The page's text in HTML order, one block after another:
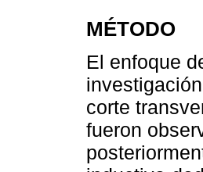
MÉTODO
El enfoque
corte
fueron